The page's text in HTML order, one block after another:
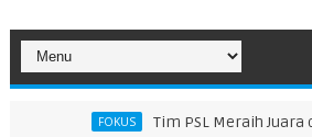
Tim PSL Meraih Juara di Pelindo